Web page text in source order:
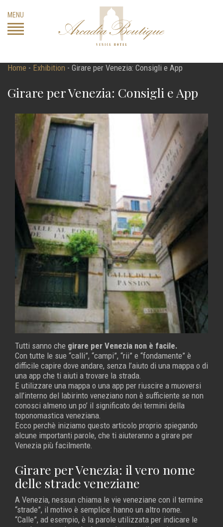
content
MENU
Home - Exhibition - Girare per Venezia: Consigli e App
Girare per Venezia: Consigli e App
Tutti sanno che girare per Venezia non è facile.
Con tutte le sue “calli”, “campi”, “rii” e “fondamente” è
difficile capire dove andare, senza l’aiuto di una mappa o di
una app che ti aiuti a trovare la strada.
E utilizzare una mappa o una app per riuscire a muoversi
all’interno del labirinto veneziano non è sufficiente se non
conosci almeno un po’ il significato dei termini della
toponomastica veneziana.
Ecco perchè iniziamo questo articolo proprio spiegando
alcune importanti parole, che ti aiuteranno a girare per
Venezia più facilmente.
Girare per Venezia: il vero nome
delle strade veneziane
A Venezia, nessun chiama le vie veneziane con il termine
“strade”, il motivo è semplice: hanno un altro nome.
“Calle”, ad esempio, è la parole utilizzata per indicare le